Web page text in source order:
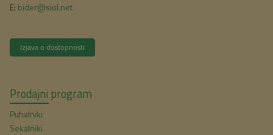
E: bider@siol.net
Izjava o dostopnosti
Prodajni program
Puhalniki
Sekalniki